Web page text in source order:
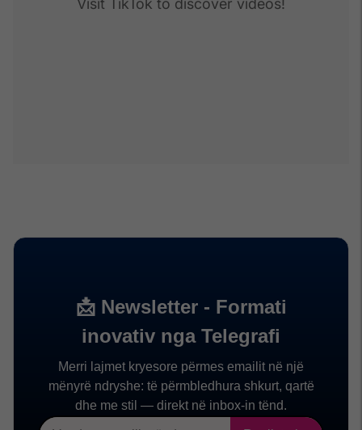
Visit TikTok to discover videos!